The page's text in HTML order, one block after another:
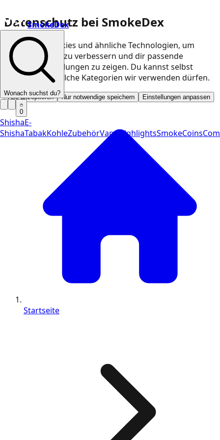
Datenschutz bei SmokeDex
Wir nutzen Cookies und ähnliche Technologien, um
unsere Website zu verbessern und dir passende
Produktempfehlungen zu zeigen. Du kannst selbst
entscheiden, welche Kategorien wir verwenden dürfen.
Alle akzeptieren Nur notwendige speichern Einstellungen anpassen
SmokeDex
Wonach suchst du?
0
ShishaE-
ShishaTabakKohleZubehörVapeHighlightsSmokeCoins
Startseite